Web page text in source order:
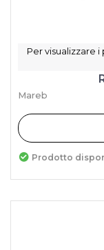
Per visualizzare i
Mareb
Prodotto